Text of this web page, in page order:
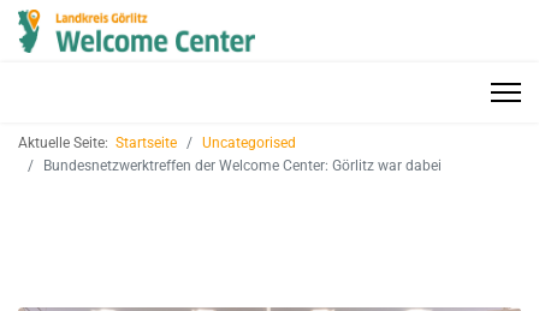
Aktuelle Seite: Startseite
Uncategorised
Bundesnetzwerktreffen der Welcome Center: Görlitz war dabei